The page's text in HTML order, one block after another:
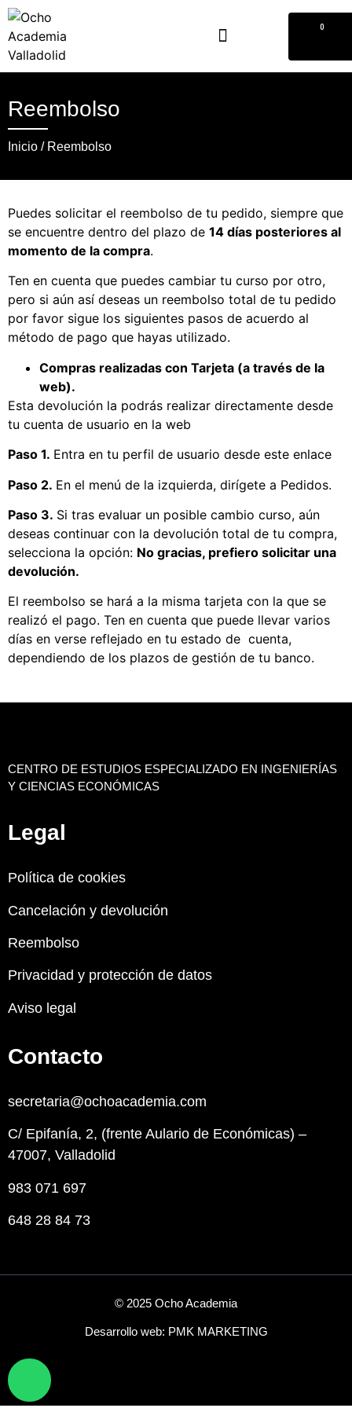
0
Reembolso
Inicio / Reembolso
Puedes solicitar el reembolso de tu pedido, siempre que
se encuentre dentro del plazo de 14 días posteriores al
momento de la compra.
Ten en cuenta que puedes cambiar tu curso por otro,
pero si aún así deseas un reembolso total de tu pedido
por favor sigue los siguientes pasos de acuerdo al
método de pago que hayas utilizado.
Compras realizadas con Tarjeta (a través de la
web).
Esta devolución la podrás realizar directamente desde
tu cuenta de usuario en la web
Paso 1. Entra en tu perfil de usuario desde este enlace
Paso 2. En el menú de la izquierda, dirígete a Pedidos.
Paso 3. Si tras evaluar un posible cambio curso, aún
deseas continuar con la devolución total de tu compra,
selecciona la opción: No gracias, prefiero solicitar una
devolución.
El reembolso se hará a la misma tarjeta con la que se
realizó el pago. Ten en cuenta que puede llevar varios
días en verse reflejado en tu estado de cuenta,
dependiendo de los plazos de gestión de tu banco.
CENTRO DE ESTUDIOS ESPECIALIZADO EN INGENIERÍAS
Y CIENCIAS ECONÓMICAS
Legal
Política de cookies
Cancelación y devolución
Reembolso
Privacidad y protección de datos
Aviso legal
Contacto
secretaria@ochoacademia.com
C/ Epifanía, 2, (frente Aulario de Económicas) –
47007, Valladolid
983 071 697
648 28 84 73
© 2025 Ocho Academia
Desarrollo web: PMK MARKETING